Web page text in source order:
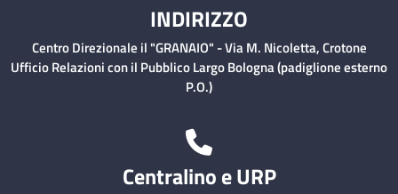
INDIRIZZO
Centro Direzionale il "GRANAIO" - Via M. Nicoletta, Crotone
Ufficio Relazioni con il Pubblico Largo Bologna (padiglione esterno
P.O.)
Centralino e URP